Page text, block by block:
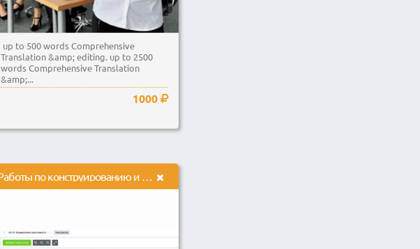
up to 500 words Comprehensive
Translation &amp; editing. up to 2500
words Comprehensive Translation
&amp;...
1000
Работы по конструированию и настройке процессов в CRM OneBox